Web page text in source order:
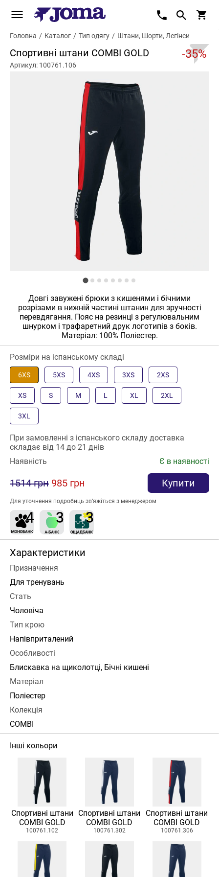
Головна / Каталог / Тип одягу / Штани, Шорти, Легінси
Спортивні штани COMBI GOLD -35%
Артикул: 100761.106
Довгі завужені брюки з кишенями і бічними
розрізами в нижній частині штанин для зручності
перевдягання. Пояс на резинці з регулювальним
шнурком і трафаретний друк логотипів з боків.
Матеріал: 100% Поліестер.
Розміри на іспанському складі
6XS 5XS 4XS 3XS 2XS
XS S M L XL 2XL
3XL
При замовленні з іспанського складу доставка
складає від 14 до 21 днів
Наявність
Є в наявності
1514 грн 985 грн Купити
Для уточнення подробиць зв’яжіться з менеджером
Характеристики
Призначення
Для тренувань
Стать
Чоловіча
Тип крою
Напівприталений
Особливості
Блискавка на щиколотці, Бічні кишені
Матеріал
Поліестер
Колекція
COMBI
Інші кольори
Спортивні штани
COMBI GOLD
100761.102
Спортивні штани
COMBI GOLD
100761.302
Спортивні штани
COMBI GOLD
100761.306